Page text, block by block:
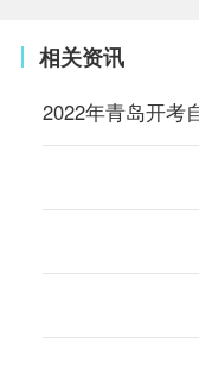
相关资讯